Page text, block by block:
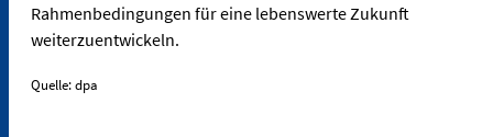
Rahmenbedingungen für eine lebenswerte Zukunft
weiterzuentwickeln.
Quelle: dpa